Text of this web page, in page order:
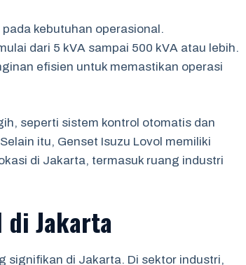
kebutuhan operasional.
dari 5 kVA sampai 500 kVA atau lebih.
efisien untuk memastikan operasi
seperti sistem kontrol otomatis dan
itu, Genset Isuzu Lovol memiliki
di Jakarta, termasuk ruang industri
di Jakarta
signifikan di Jakarta. Di sektor industri,